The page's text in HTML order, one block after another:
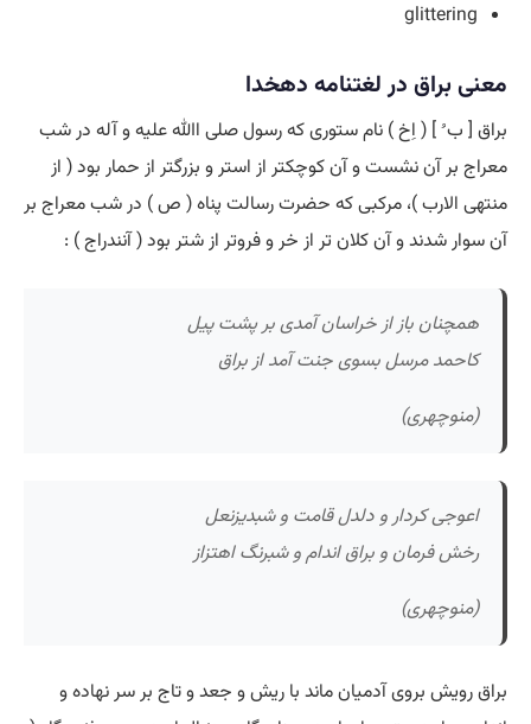
glittering
معنی براق در لغتنامه دهخدا
براق [ ب ُ ] ( اِخ ) نام ستوری که رسول صلی اﷲ علیه و آله در شب
معراج بر آن نشست و آن کوچکتر از استر و بزرگتر از حمار بود ( از
منتهی الارب )، مرکبی که حضرت رسالت پناه ( ص ) در شب معراج بر
آن سوار شدند و آن کلان تر از خر و فروتر از شتر بود ( آنندراج ) :
همچنان باز از خراسان آمدی بر پشت پیل
کاحمد مرسل بسوی جنت آمد از براق
(منوچهری)
اعوجی کردار و دلدل قامت و شبدیزنعل
رخش فرمان و براق اندام و شبرنگ اهتزاز
(منوچهری)
براق رویش بروی آدمیان ماند با ریش و جعد و تاج بر سر نهاده و